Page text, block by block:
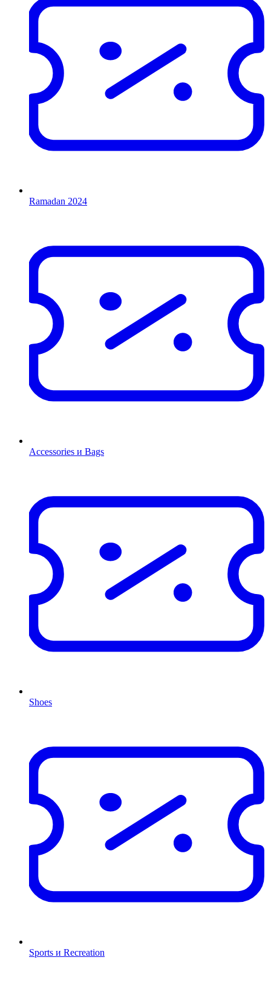
Ramadan 2024
Accessories и Bags
Shoes
Sports и Recreation